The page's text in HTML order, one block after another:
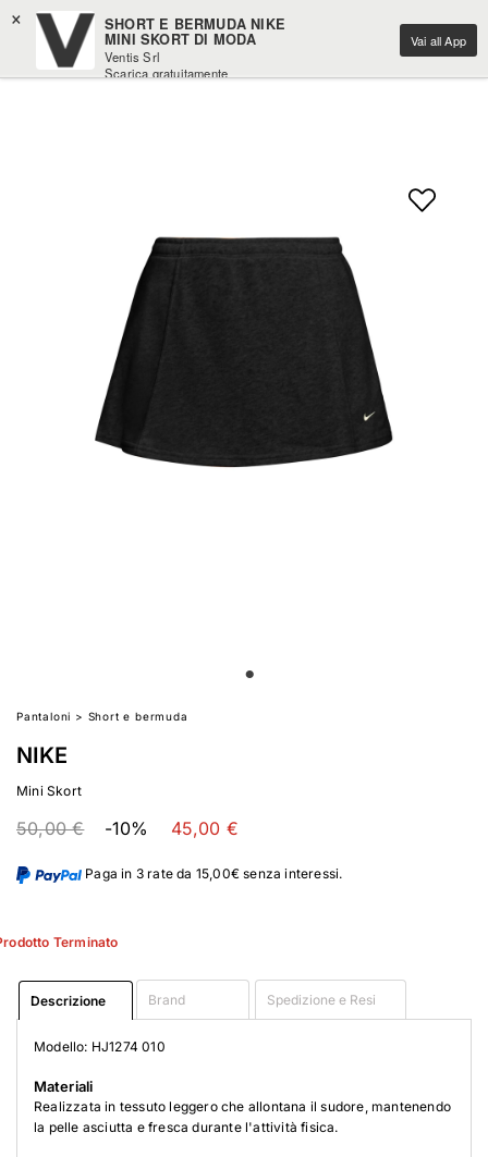
× SHORT E BERMUDA NIKE
MINI SKORT DI MODA
Ventis Srl
Scarica gratuitamente
Vai all App
Pantaloni > Short e bermuda
NIKE
Mini Skort
50,00 € -10% 45,00 €
Paga in 3 rate da 15,00€ senza interessi.
Terminato
Descrizione Brand Spedizione e Resi
Modello: HJ1274 010
Materiali
Realizzata in tessuto leggero che allontana il sudore, mantenendo
la pelle asciutta e fresca durante l'attività fisica.